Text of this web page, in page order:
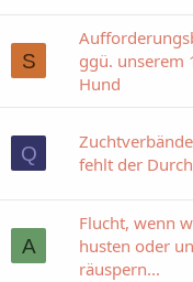
S
ggü. unserem
Hund
Q
fehlt der
A
Flucht, wenn
husten oder
räuspern...